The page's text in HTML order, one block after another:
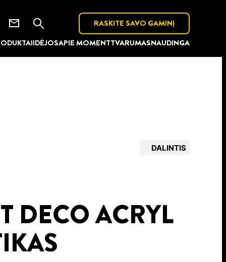
IDĖJOSAPIE MOMENTTVARUMASNAUDINGA
RASKITE SAVO GAMINĮ
DALINTIS
DECO ACRYL